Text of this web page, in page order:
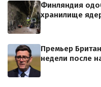
Финляндия
хранилище
Премьер
недели после